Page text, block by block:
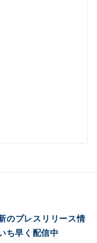
のプレスリリース情
ち早く配信中